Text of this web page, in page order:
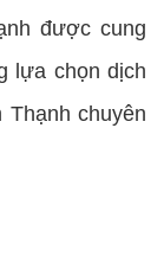
được cung
lựa chọn dịch
chuyên